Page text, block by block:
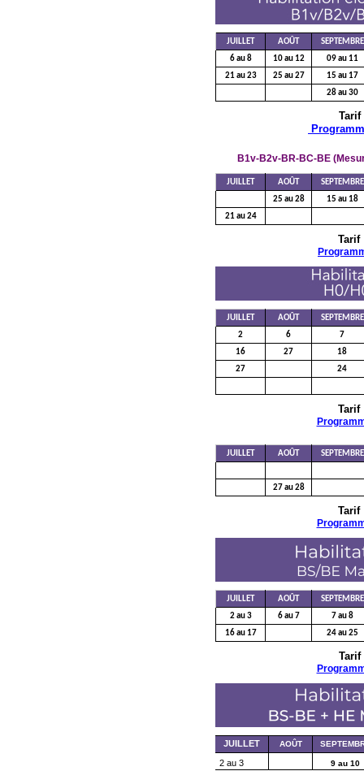
JUILLET AOÛT
SEPTEMBRE
6 au 8
10 au 12
09 au 11
21 au 23
25 au 27
15 au 17
28 au 30
Tarif
B1v-B2v-BR-BC-BE
JUILLET AOÛT
SEPTEMBRE
25 au 28
15 au 18
21 au 24
Tarif
JUILLET AOÛT
SEPTEMBRE
2
6
7
16
27
18
27
24
Tarif
JUILLET AOÛT SEPTEMBRE
27 au 28
Tarif
JUILLET AOÛT
SEPTEMBRE
2 au 3
6 au 7
7 au 8
16 au 17
24 au 25
Tarif
JUILLET AOÛT
2 au 3 9 au 10